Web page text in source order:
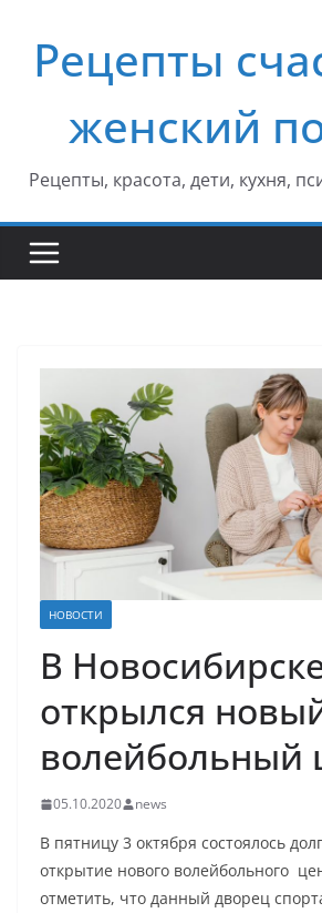
содержимому
Рецепты
женский
Рецепты, красота, дети, кухня,
НОВОСТИ
В
открылся
волейбольный
05.10.2020 news
В пятницу 3 октября состоялось
открытие нового волейбольного
отметить, что данный дворец